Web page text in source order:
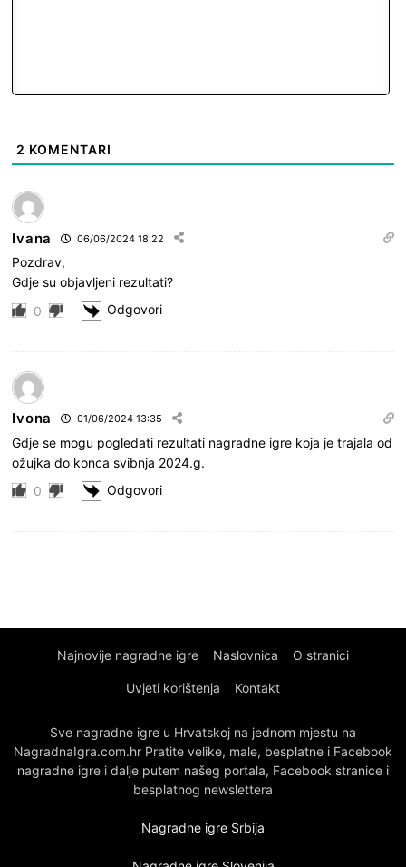
2 KOMENTARI
Ivana 06/06/2024 18:22
Pozdrav,
Gdje su objavljeni rezultati?
0
Odgovori
Ivona 01/06/2024 13:35
Gdje se mogu pogledati rezultati nagradne igre koja je trajala od
ožujka do konca svibnja 2024.g.
0
Odgovori
Najnovije nagradne igre Naslovnica O stranici
Uvjeti korištenja Kontakt
Sve nagradne igre u Hrvatskoj na jednom mjestu na
NagradnaIgra.com.hr Pratite velike, male, besplatne i Facebook
nagradne igre i dalje putem našeg portala, Facebook stranice i
besplatnog newslettera
Nagradne igre Srbija